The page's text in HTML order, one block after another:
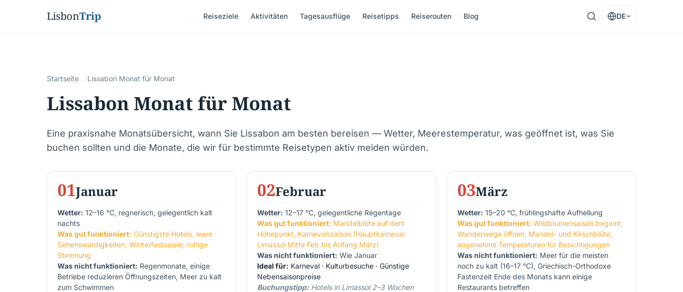
LisbonTrip Reiseziele Aktivitäten Tagesausflüge Reisetipps Reiserouten Blog DE
Startseite Lissabon Monat für Monat
Lissabon Monat für Monat
Eine praxisnahe Monatsübersicht, wann Sie Lissabon am besten bereisen — Wetter, Meerestemperatur, was geöffnet ist, was Sie
buchen sollten und die Monate, die wir für bestimmte Reisetypen aktiv meiden würden.
01Januar
Wetter: 12–16 °C, regnerisch, gelegentlich kalt
nachts
Was gut funktioniert: Günstigste Hotels, leere
Sehenswürdigkeiten, Winterfestspiele, ruhige
Stimmung
Was nicht funktioniert: Regenmonate, einige
Betriebe reduzieren Öffnungszeiten, Meer zu kalt
zum Schwimmen
02Februar
Wetter: 12–17 °C, gelegentliche Regentage
Was gut funktioniert: Mandelblüte auf dem
Höhepunkt, Karnevalssaison (Hauptkarneval
Limassol Mitte Feb bis Anfang März)
Was nicht funktioniert: Wie Januar
Ideal für: Karneval · Kulturbesuche · Günstige
Nebensaisonpreise
Buchungstipp: Hotels in Limassol 2–3 Wochen
03März
Wetter: 15–20 °C, frühlingshafte Aufhellung
Was gut funktioniert: Wildblumensaison beginnt,
Wanderwege öffnen, Mandel- und Kirschblüte,
angenehme Temperaturen für Besichtigungen
Was nicht funktioniert: Meer für die meisten
noch zu kalt (16–17 °C), Griechisch-Orthodoxe
Fastenzeit Ende des Monats kann einige
Restaurants betreffen